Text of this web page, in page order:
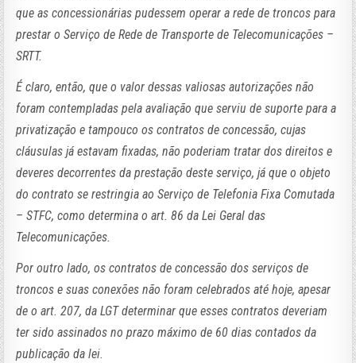
que as concessionárias pudessem operar a rede de troncos para
prestar o Serviço de Rede de Transporte de Telecomunicações –
SRTT.
É claro, então, que o valor dessas valiosas autorizações não
foram contempladas pela avaliação que serviu de suporte para a
privatização e tampouco os contratos de concessão, cujas
cláusulas já estavam fixadas, não poderiam tratar dos direitos e
deveres decorrentes da prestação deste serviço, já que o objeto
do contrato se restringia ao Serviço de Telefonia Fixa Comutada
– STFC, como determina o art. 86 da Lei Geral das
Telecomunicações.
Por outro lado, os contratos de concessão dos serviços de
troncos e suas conexões não foram celebrados até hoje, apesar
de o art. 207, da LGT determinar que esses contratos deveriam
ter sido assinados no prazo máximo de 60 dias contados da
publicação da lei.